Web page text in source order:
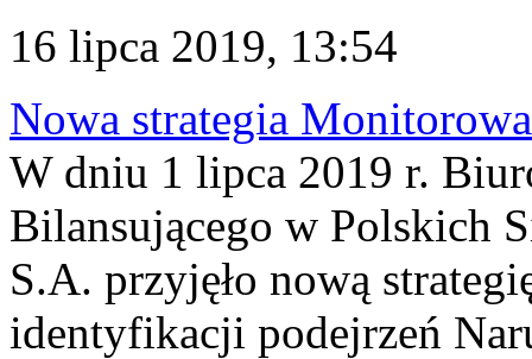
16 lipca 2019, 13:54
Nowa strategia
W dniu 1 lipca 2019 r.
Bilansującego w Polskich
S.A. przyjęło nową
identyfikacji podejrzeń